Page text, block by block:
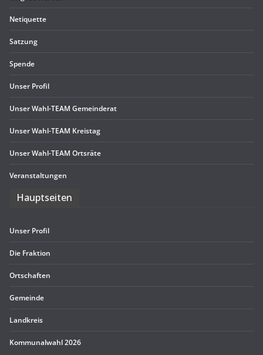
Neti­quette
Sat­zung
Spende
Unser Pro­fil
Unser Wahl-TEAM Gemeinderat
Unser Wahl-TEAM Kreistag
Unser Wahl-TEAM Ortsräte
Ver­an­stal­tun­gen
Haupt­sei­ten
Unser Pro­fil
Die Frak­tion
Ort­schaf­ten
Gemeinde
Land­kreis
Kom­mu­nal­wahl 2026